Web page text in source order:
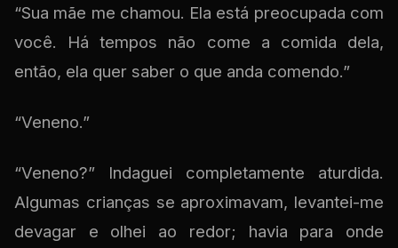
“Sua mãe me chamou. Ela está preocupada com
você. Há tempos não come a comida dela,
então, ela quer saber o que anda comendo.”
“Veneno.”
“Veneno?” Indaguei completamente aturdida.
Algumas crianças se aproximavam, levantei-me
devagar e olhei ao redor; havia para onde